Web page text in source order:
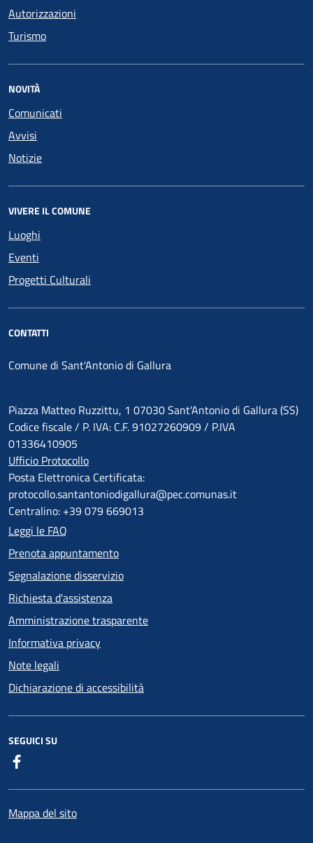
Autorizzazioni
Turismo
NOVITÀ
Comunicati
Avvisi
Notizie
VIVERE IL COMUNE
Luoghi
Eventi
Progetti Culturali
CONTATTI
Comune di Sant'Antonio di Gallura
Piazza Matteo Ruzzittu, 1 07030 Sant'Antonio di Gallura (SS)
Codice fiscale / P. IVA: C.F. 91027260909 / P.IVA
01336410905
Ufficio Protocollo
Posta Elettronica Certificata:
protocollo.santantoniodigallura@pec.comunas.it
Centralino: +39 079 669013
Leggi le FAQ
Prenota appuntamento
Segnalazione disservizio
Richiesta d'assistenza
Amministrazione trasparente
Informativa privacy
Note legali
Dichiarazione di accessibilità
SEGUICI SU
Mappa del sito